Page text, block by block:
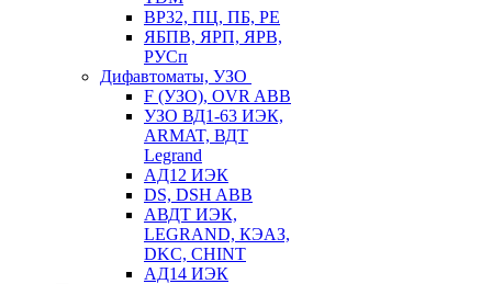
ВР32, ПЦ, ПБ, РЕ
ЯБПВ, ЯРП, ЯРВ,
РУСп
Дифавтоматы, УЗО
F (УЗО), OVR ABB
УЗО ВД1-63 ИЭК,
ARMAT, ВДТ
Legrand
АД12 ИЭК
DS, DSH ABB
АВДТ ИЭК,
LEGRAND, КЭАЗ,
DKC, CHINT
АД14 ИЭК